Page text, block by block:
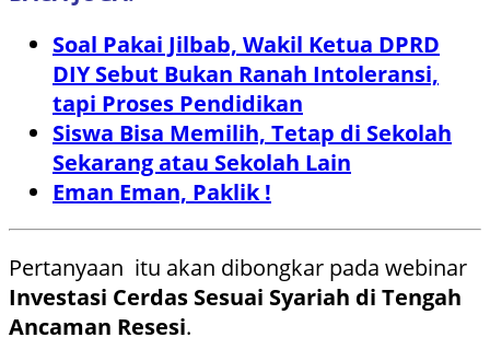
Soal Pakai Jilbab, Wakil Ketua DPRD
DIY Sebut Bukan Ranah Intoleransi,
tapi Proses Pendidikan
Siswa Bisa Memilih, Tetap di Sekolah
Sekarang atau Sekolah Lain
Eman Eman, Paklik !
Pertanyaan itu akan dibongkar pada webinar
Investasi Cerdas Sesuai Syariah di Tengah
Ancaman Resesi.